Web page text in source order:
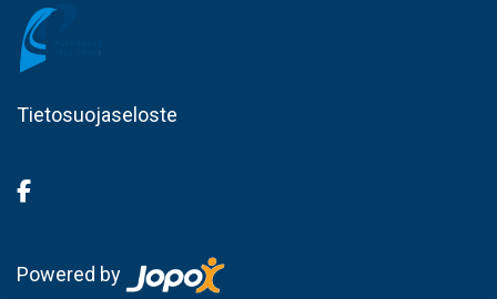
Tietosuojaseloste
Powered by